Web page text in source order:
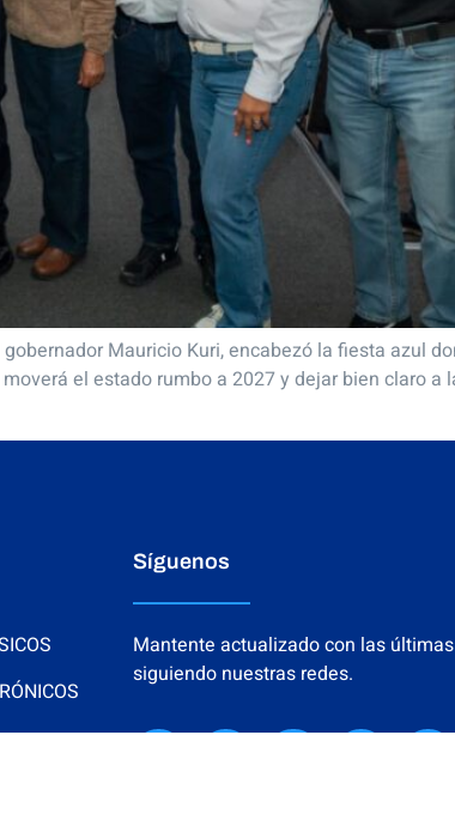
Mauricio Kuri, encabezó la fiesta azul
el estado rumbo a 2027 y dejar bien claro a
Síguenos
Mantente actualizado con las
siguiendo nuestras redes.